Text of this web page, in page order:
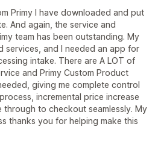
Primy I have downloaded and put
And again, the service and
team has been outstanding. My
services, and I needed an app for
intake. There are A LOT of
and Primy Custom Product
giving me complete control
incremental price increase
through to checkout seamlessly. My
thanks you for helping make this